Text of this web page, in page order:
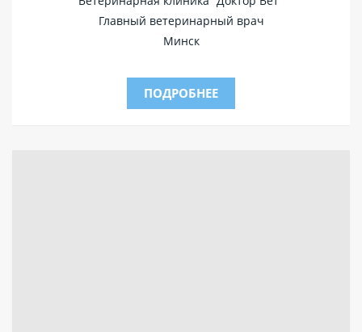
Главный ветеринарный врач
Минск
ПОДРОБНЕЕ